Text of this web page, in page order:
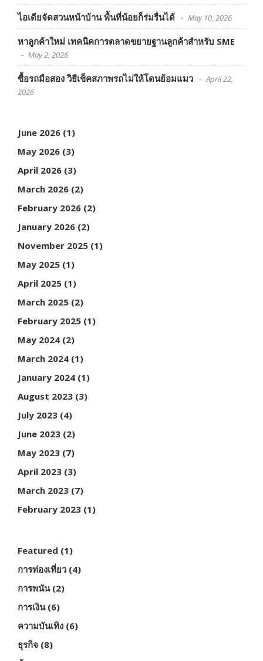
ไอเดียจัดสวนหน้าบ้าน พื้นที่น้อยก็ร่มรื่นได้ May 10, 2026
หาลูกค้าใหม่ เทคนิคการตลาดขยายฐานลูกค้าสำหรับ SME
May 2, 2026
ซื้อรถมือสอง วิธีเช็คสภาพรถไม่ให้โดนย้อมแมว
April 22,
2026
June 2026 (1)
May 2026 (3)
April 2026 (3)
March 2026 (2)
February 2026 (2)
January 2026 (2)
November 2025 (1)
May 2025 (1)
April 2025 (1)
March 2025 (2)
February 2025 (1)
May 2024 (2)
March 2024 (1)
January 2024 (1)
August 2023 (3)
July 2023 (4)
June 2023 (2)
May 2023 (7)
April 2023 (3)
March 2023 (7)
February 2023 (1)
Featured (1)
การท่องเที่ยว (4)
การพนัน(2)
การเงิน(6)
ความบันเทิง (6)
ธุรกิจ (8)